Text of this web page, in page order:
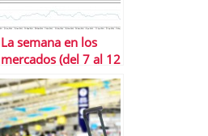
La semana en los
mercados (del 7 al 12
de julio)